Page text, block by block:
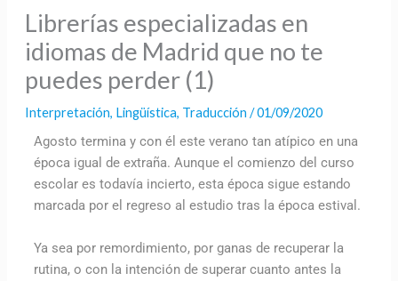
Librerías especializadas en
idiomas de Madrid que no te
puedes perder (1)
Interpretación, Lingüística, Traducción /01/09/2020
Agosto termina y con él este verano tan atípico en una
época igual de extraña. Aunque el comienzo del curso
escolar es todavía incierto, esta época sigue estando
marcada por el regreso al estudio tras la época estival.
Ya sea por remordimiento, por ganas de recuperar la
rutina, o con la intención de superar cuanto antes la